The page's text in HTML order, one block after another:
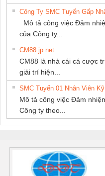
Công Ty SMC Tuyển Gấp
Mô tả công việc Đảm
của Công ty...
CM88 jp net
CM88 là nhà cái cá cược
giải trí hiện...
SMC Tuyển 01 Nhân Viên
Mô tả công việc Đảm
Công ty theo...